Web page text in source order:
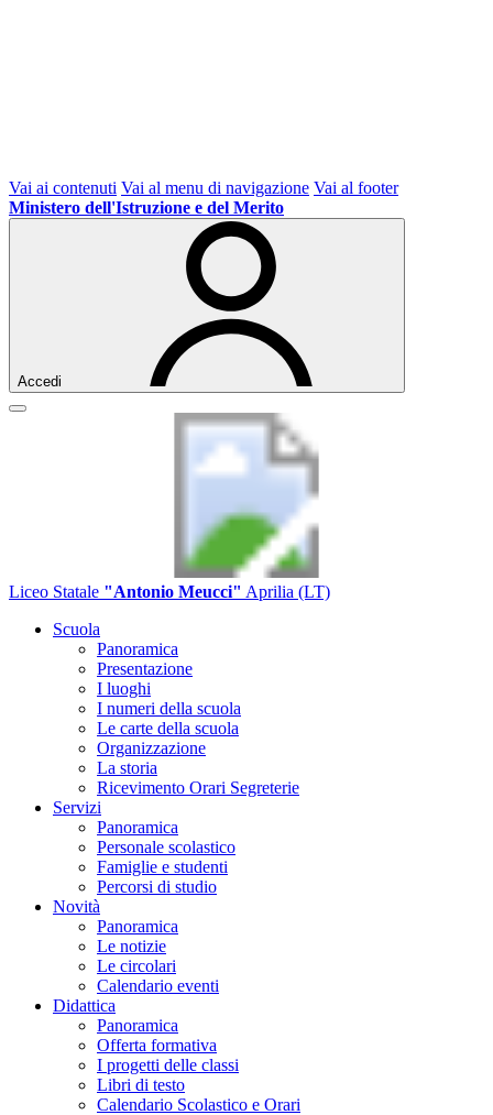
Vai ai contenuti Vai al menu di navigazione Vai al footer
Ministero dell'Istruzione e del Merito
Accedi
Liceo Statale "Antonio Meucci" Aprilia (LT)
Scuola
Panoramica
Presentazione
I luoghi
I numeri della scuola
Le carte della scuola
Organizzazione
La storia
Ricevimento Orari Segreterie
Servizi
Panoramica
Personale scolastico
Famiglie e studenti
Percorsi di studio
Novità
Panoramica
Le notizie
Le circolari
Calendario eventi
Didattica
Panoramica
Offerta formativa
I progetti delle classi
Libri di testo
Calendario Scolastico e Orari